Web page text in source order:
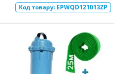
Код товару: EPWQD121013ZP